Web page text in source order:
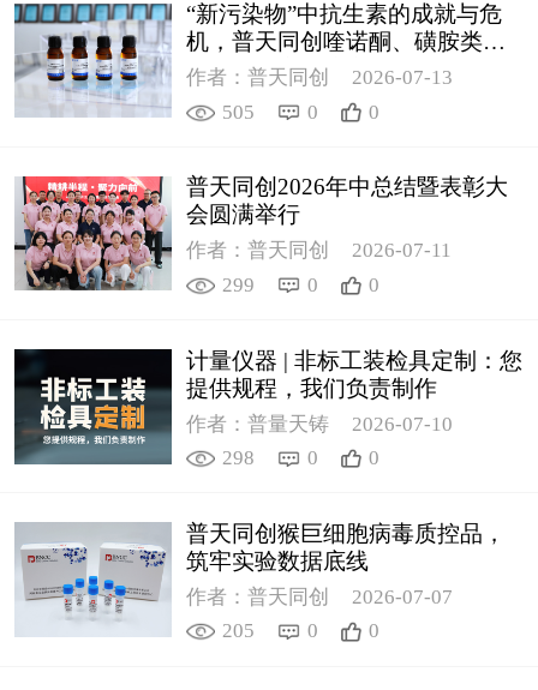
“新污染物”中抗生素的成就与危
机，普天同创喹诺酮、磺胺类质
控新品筑牢环境安全防线
作者：普天同创
2026-07-13
505
0 0
普天同创2026年中总结暨表彰大
会圆满举行
作者：普天同创
2026-07-11
299
0 0
计量仪器 | 非标工装检具定制：您
提供规程，我们负责制作
作者：普量天铸
2026-07-10
298
0 0
普天同创猴巨细胞病毒质控品，
筑牢实验数据底线
作者：普天同创
2026-07-07
205
0 0